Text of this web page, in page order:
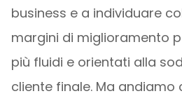
business e a individuare
margini di miglioramento
più fluidi e orientati alla
cliente finale. Ma andiamo